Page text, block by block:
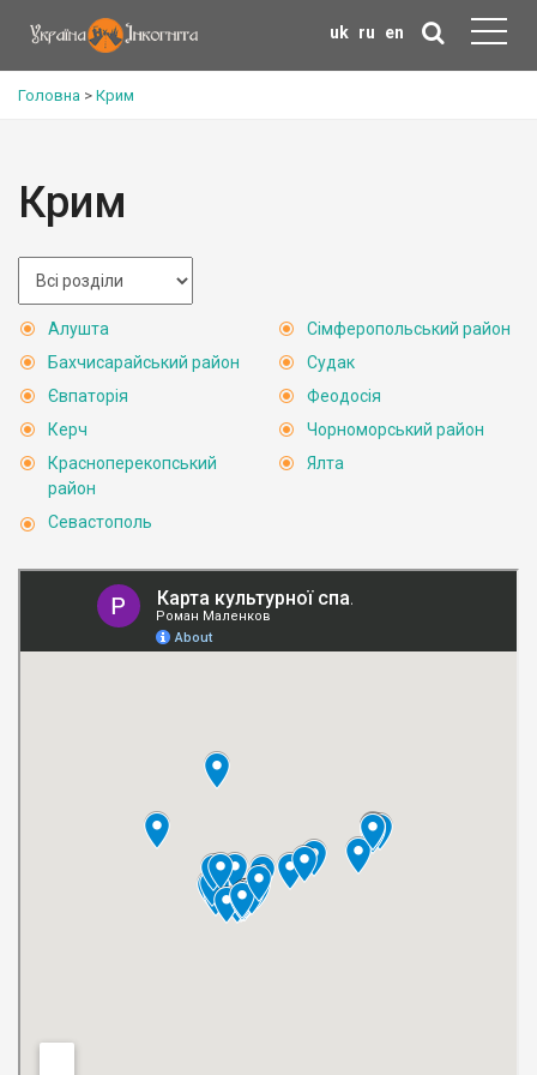
uk ru en
Головна > Крим
Крим
Алушта
Бахчисарайський район
Євпаторія
Керч
Красноперекопський
район
Севастополь
Сімферопольський район
Судак
Феодосія
Чорноморський район
Ялта